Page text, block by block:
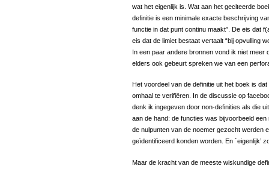
wat het eigenlijk is. Wat aan het geciteerde
definitie is een minimale exacte beschrijving
functie in dat punt continu maakt”. De eis dat
eis dat de limiet bestaat vertaalt “bij opvulling
In een paar andere bronnen vond ik niet meer
elders ook gebeurt spreken we van een
Het voordeel van de definitie uit het boek is
omhaal te verifiëren. In de discussie op
denk ik ingegeven door non-definities als die
aan de hand: de functies was bijvoorbeeld
de nulpunten van de noemer gezocht werden
geïdentificeerd konden worden. En `eigenlijk’
Maar de kracht van de meeste wiskundige